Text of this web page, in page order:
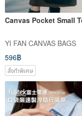
Canvas Pocket Small
YI FAN CANVAS BAGS
596฿
สั่งทำพิเศษ